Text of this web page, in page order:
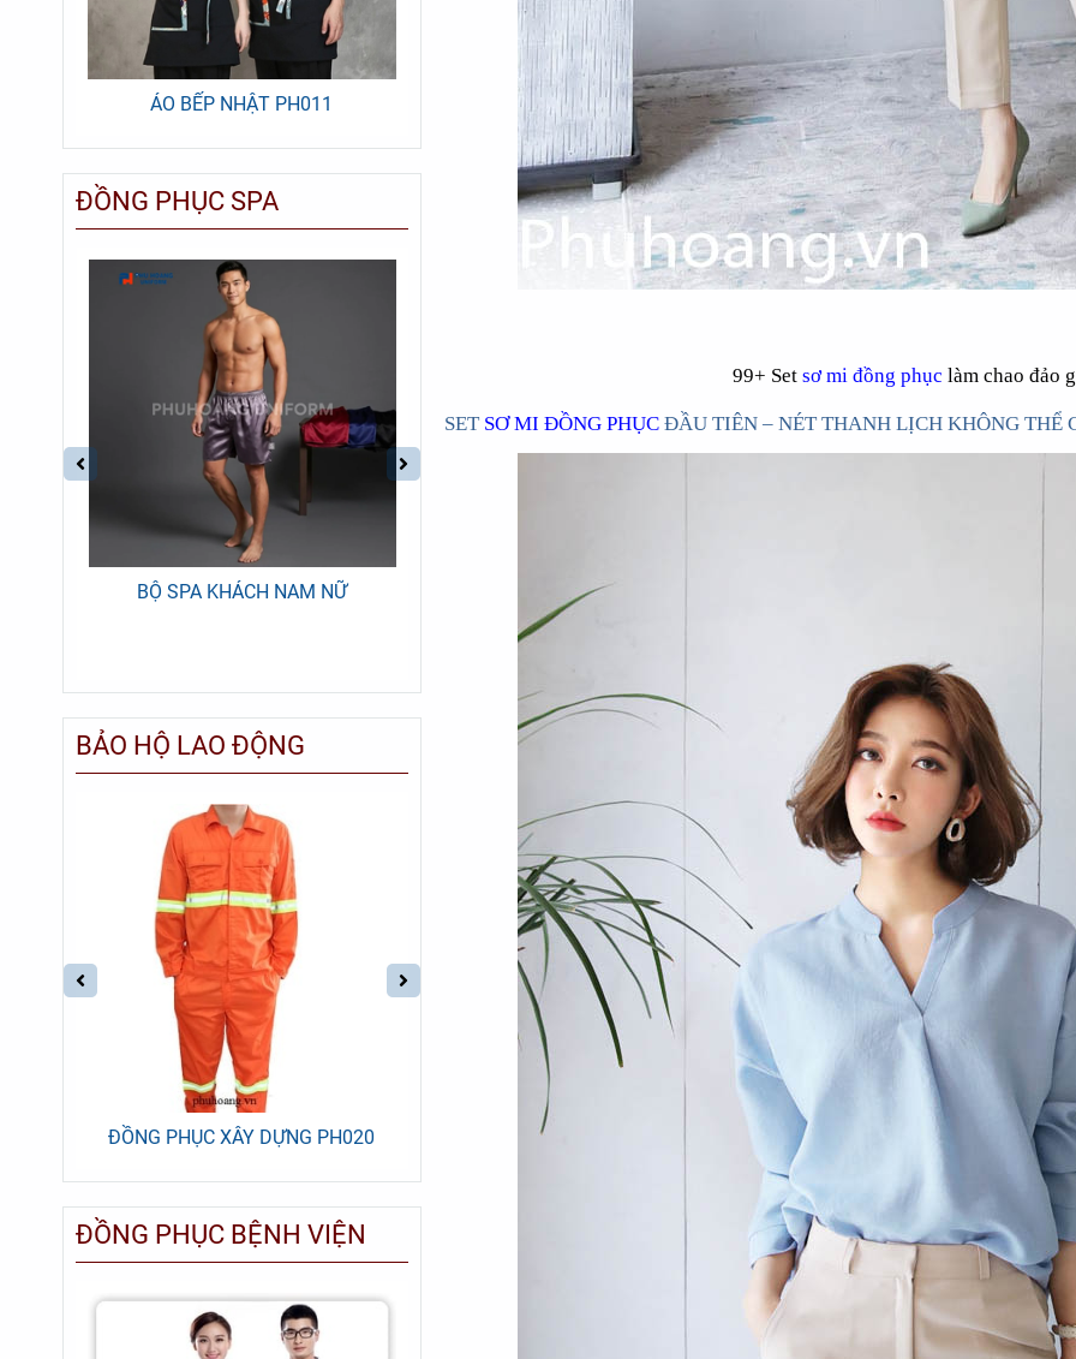
99+ Setsơ mi đồng phục làm chao đảo
SET SƠ MI ĐỒNG PHỤCĐẦU TIÊN – NÉT THANH LỊCH KHÔNG THỂ
ÁO BẾP NHẬT PH011 ÁO BẾP NHẬT PH006 ÁO BẾP NHẬT PH004
ĐỒNG PHỤC SPA
BỘ SPA KHÁCH NAM NỮ
BỘ QUẦN ÁO QUÂY SPA NÚT BẤM
MÀU NÂU CÀ PHÊ
-25%
BẢO HỘ LAO ĐỘNG
ĐỒNG PHỤC XÂY DỰNG PH020 ĐỒNG PHỤC XÂY DỰNG PH019 ĐỒNG PHỤC XÂY DỰNG
ĐỒNG PHỤC BỆNH VIỆN